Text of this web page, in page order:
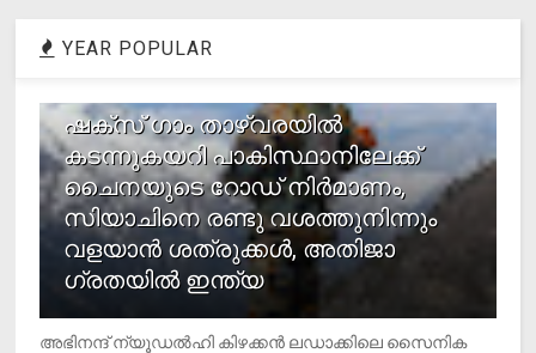
YEAR POPULAR
ഷക്സ് ​ഗാം താഴ്‌വരയിൽ
കടന്നുകയറി പാകിസ്ഥാനിലേക്ക്
ചൈനയുടെ റോഡ് നിർമാണം,
സിയാചിനെ രണ്ടു വശത്തുനിന്നും
വളയാൻ ശത്രുക്കൾ, അതിജാ​
ഗ്രതയിൽ ഇന്ത്യ
അഭിനന്ദ് ന്യൂഡൽഹി കിഴക്കൻ ലഡാക്കിലെ സൈനിക